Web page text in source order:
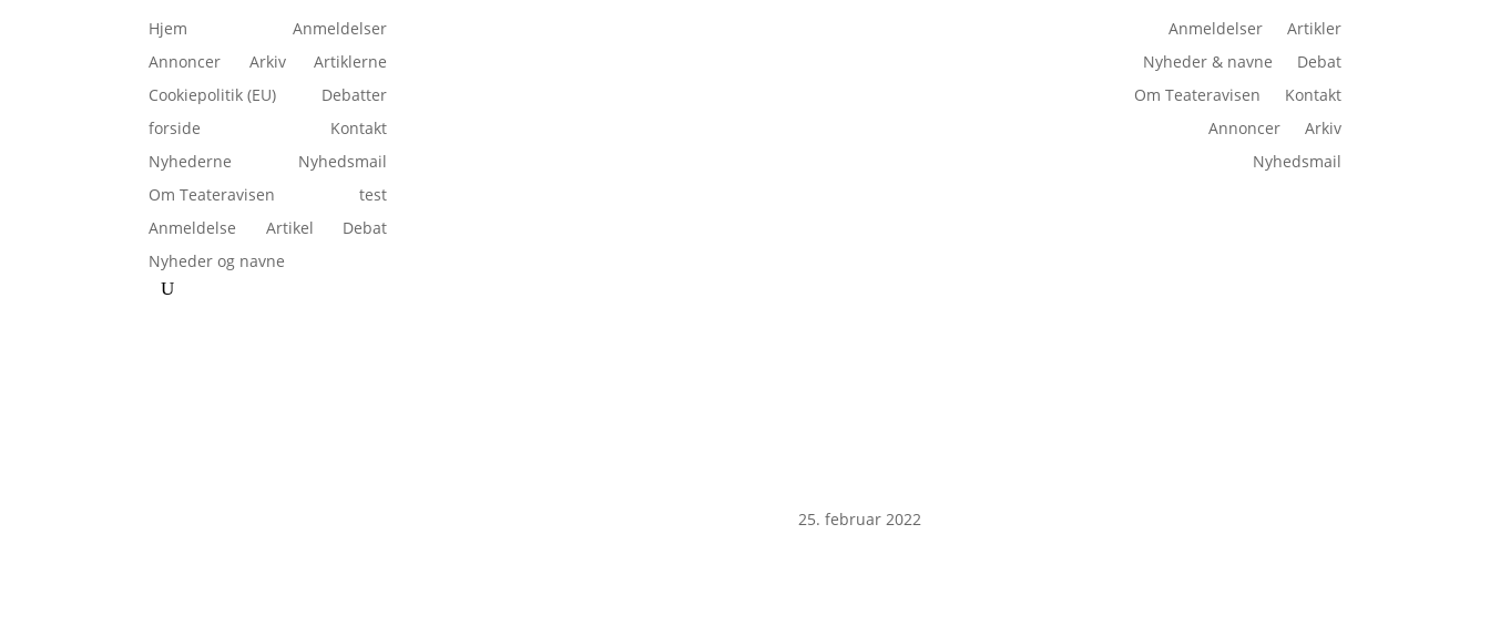
Hjem
Anmeldelser
Annoncer
Arkiv
Artiklerne
Cookiepolitik (EU)
Debatter
forside
Kontakt
Nyhederne
Nyhedsmail
Om Teateravisen
test
Anmeldelse
Artikel
Debat
Nyheder og navne
Anmeldelser
Artikler
Nyheder & navne
Debat
Om Teateravisen
Kontakt
Annoncer
Arkiv
Nyhedsmail
25. februar 2022